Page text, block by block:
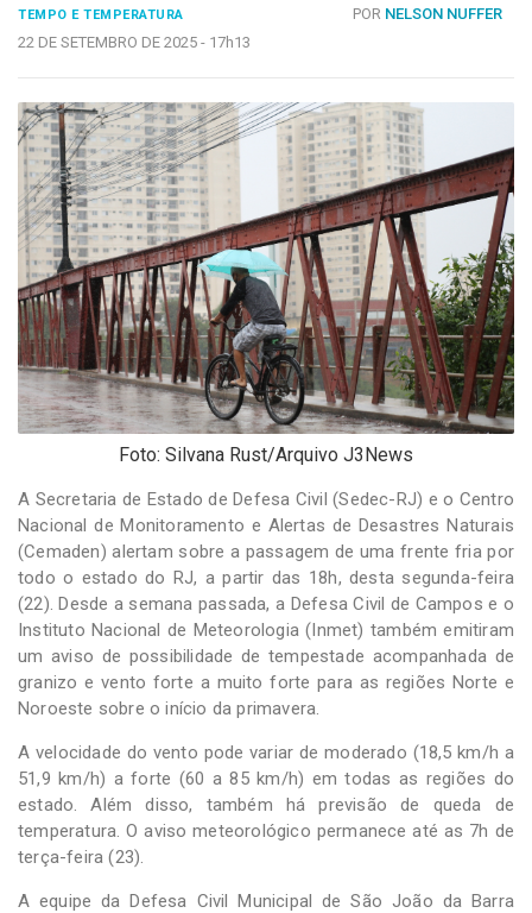
Copyright
Desenvolvido
por
Hesea
Tecnologia
Sistemas
TEMPO E TEMPERATURA POR NELSON NUFFER
22 DE SETEMBRO DE 2025 - 17h13
Foto: Silvana Rust/Arquivo J3News
A Secretaria de Estado de Defesa Civil (Sedec-RJ) e o Centro
Nacional de Monitoramento e Alertas de Desastres Naturais
(Cemaden) alertam sobre a passagem de uma frente fria por
todo o estado do RJ, a partir das 18h, desta segunda-feira
(22). Desde a semana passada, a Defesa Civil de Campos e o
Instituto Nacional de Meteorologia (Inmet) também emitiram
um aviso de possibilidade de tempestade acompanhada de
granizo e vento forte a muito forte para as regiões Norte e
Noroeste sobre o início da primavera.
A velocidade do vento pode variar de moderado (18,5 km/h a
51,9 km/h) a forte (60 a 85 km/h) em todas as regiões do
estado. Além disso, também há previsão de queda de
temperatura. O aviso meteorológico permanece até as 7h de
terça-feira (23).
A equipe da Defesa Civil Municipal de São João da Barra